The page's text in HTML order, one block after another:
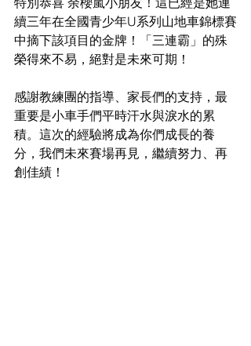
續三年在全國青少年U系列山地車錦標賽
中摘下該項目的金牌！「三連霸」的殊
榮得來不易，絕對是未來可期！
感謝教練團的指導、家長們的支持，最
重要是小車手們平時汗水與淚水的累
積。這次的經驗將成為你們成長的養
分，我們未來賽場再見，繼續努力、再
創佳績！